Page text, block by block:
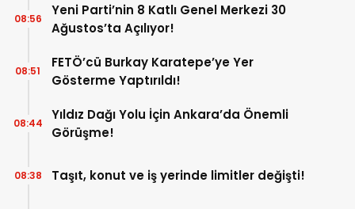
Yeni Parti’nin 8 Katlı Genel Merkezi 30
Ağustos’ta Açılıyor!
08:56
FETÖ’cü Burkay Karatepe’ye Yer
Gösterme Yaptırıldı!
08:51
Yıldız Dağı Yolu İçin Ankara’da Önemli
Görüşme!
08:44
Taşıt, konut ve iş yerinde limitler değişti!
08:38